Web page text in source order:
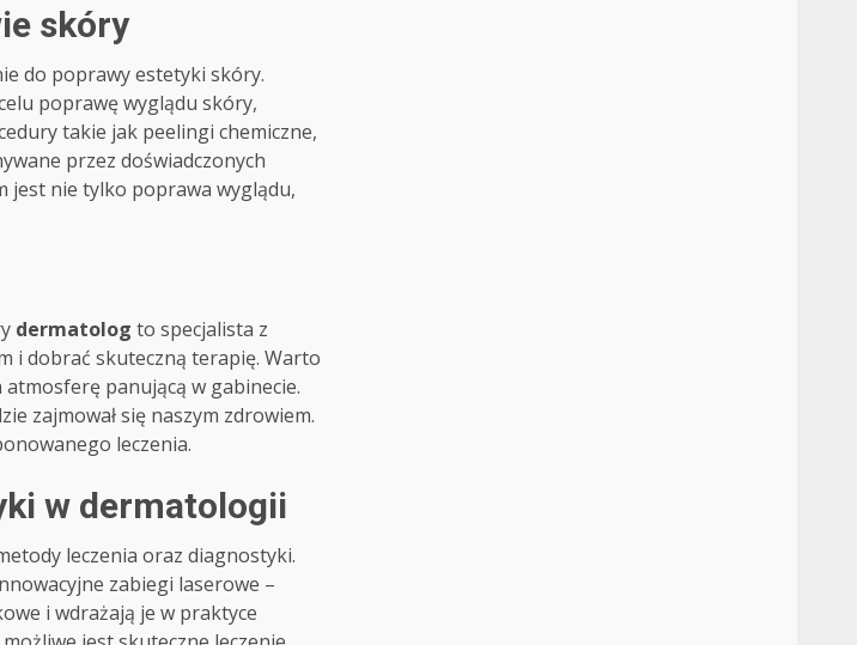
skóry
do poprawy estetyki skóry.
poprawę wyglądu skóry,
takie jak peelingi chemiczne,
przez doświadczonych
jest nie tylko poprawa wyglądu,
dermatolog to specjalista z
i dobrać skuteczną terapię. Warto
panującą w gabinecie.
zajmował się naszym zdrowiem.
leczenia.
w dermatologii
leczenia oraz diagnostyki.
zabiegi laserowe –
i wdrażają je w praktyce